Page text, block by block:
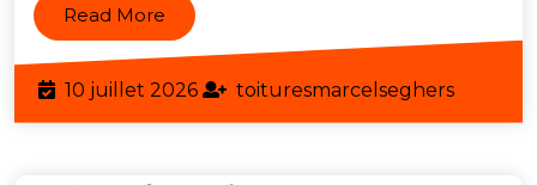
Belgique
Read More Read
More
10 juillet 202610
juillet
toituresmarcelseghers